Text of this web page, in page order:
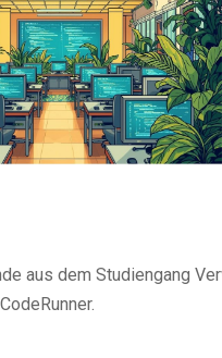
aus dem Studiengang